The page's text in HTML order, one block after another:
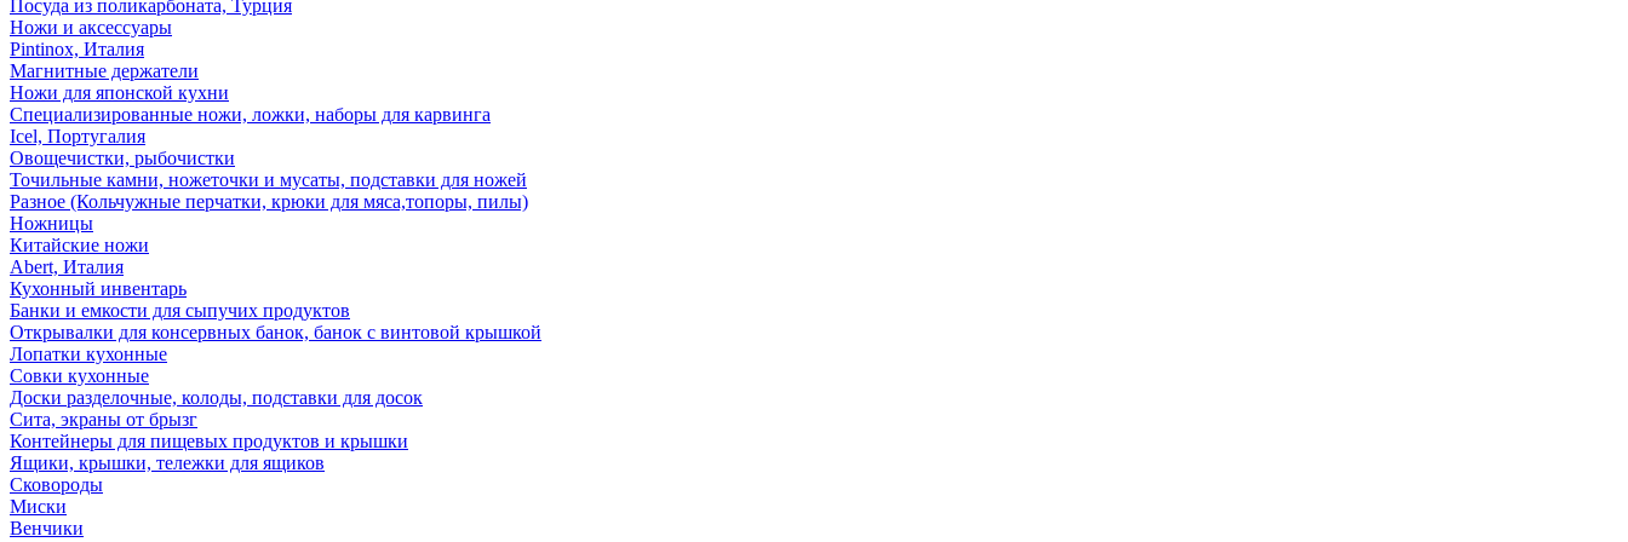
Посуда из поликарбоната, Турция
Ножи и аксессуары
Pintinox, Италия
Магнитные держатели
Ножи для японской кухни
Специализированные ножи, ложки, наборы для карвинга
Icel, Португалия
Овощечистки, рыбочистки
Точильные камни, ножеточки и мусаты, подставки для ножей
Разное (Кольчужные перчатки, крюки для мяса,топоры, пилы)
Ножницы
Китайские ножи
Abert, Италия
Кухонный инвентарь
Банки и емкости для сыпучих продуктов
Открывалки для консервных банок, банок с винтовой крышкой
Лопатки кухонные
Совки кухонные
Доски разделочные, колоды, подставки для досок
Сита, экраны от брызг
Контейнеры для пищевых продуктов и крышки
Ящики, крышки, тележки для ящиков
Сковороды
Миски
Венчики